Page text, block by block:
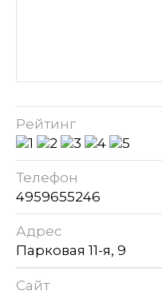
Рейтинг
Телефон
4959655246
Адрес
Парковая 11-я, 9
Сайт